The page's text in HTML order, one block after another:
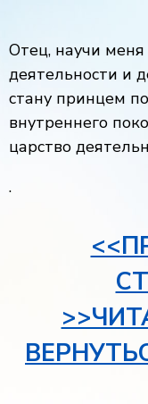
Отец, научи
деятельности и
стану принцем
внутреннего
царство
.